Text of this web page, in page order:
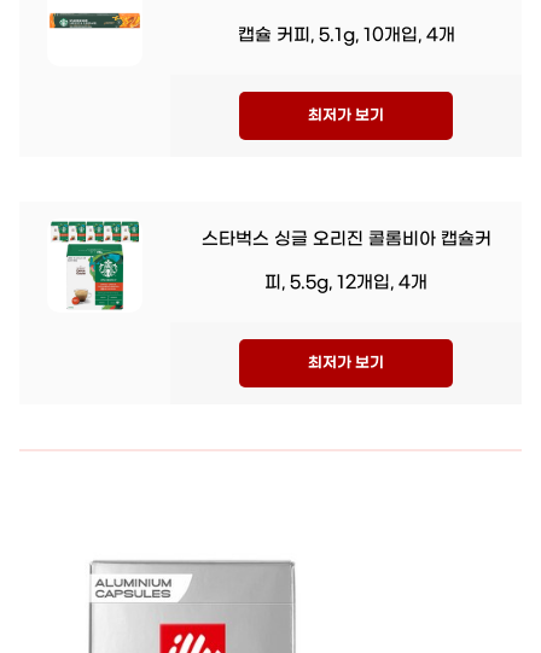
캡슐 커피, 5.1g, 10개입, 4개
최저가 보기
스타벅스 싱글 오리진 콜롬비아 캡슐커
피, 5.5g, 12개입, 4개
최저가 보기